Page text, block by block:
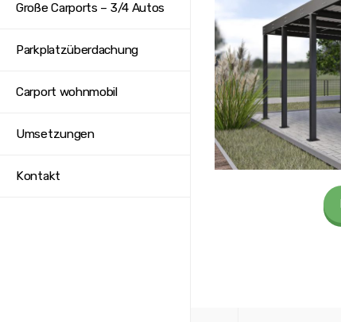
Große Carports – 3/4 Autos
Parkplatzüberdachung
Carport wohnmobil
Umsetzungen
Kontakt